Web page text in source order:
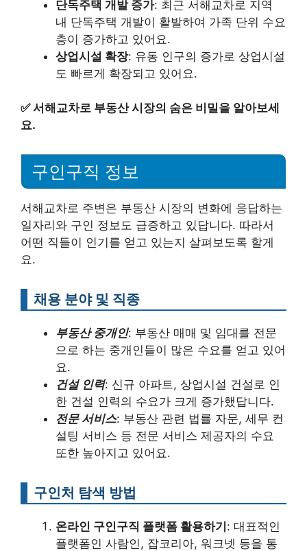
단독주택 개발 증가: 최근 서해교차로 지역
내 단독주택 개발이 활발하여 가족 단위 수요
층이 증가하고 있어요.
상업시설 확장: 유동 인구의 증가로 상업시설
도 빠르게 확장되고 있어요.
✅서해교차로 부동산 시장의 숨은 비밀을 알아보세
요.
구인구직 정보
서해교차로 주변은 부동산 시장의 변화에 응답하는
일자리와 구인 정보도 급증하고 있답니다. 따라서
어떤 직들이 인기를 얻고 있는지 살펴보도록 할게
요.
채용 분야 및 직종
부동산 중개인: 부동산 매매 및 임대를 전문
으로 하는 중개인들이 많은 수요를 얻고 있어
요.
건설 인력: 신규 아파트, 상업시설 건설로 인
한 건설 인력의 수요가 크게 증가했답니다.
전문 서비스: 부동산 관련 법률 자문, 세무 컨
설팅 서비스 등 전문 서비스 제공자의 수요
또한 높아지고 있어요.
구인처 탐색 방법
온라인 구인구직 플랫폼 활용하기: 대표적인
플랫폼인 사람인, 잡코리아, 워크넷 등을 통